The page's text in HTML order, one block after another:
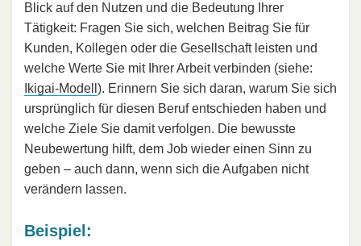
Blick auf den Nutzen und die Bedeutung Ihrer
Tätigkeit: Fragen Sie sich, welchen Beitrag Sie für
Kunden, Kollegen oder die Gesellschaft leisten und
welche Werte Sie mit Ihrer Arbeit verbinden (siehe:
Ikigai-Modell ). Erinnern Sie sich daran, warum Sie sich
ursprünglich für diesen Beruf entschieden haben und
welche Ziele Sie damit verfolgen. Die bewusste
Neubewertung hilft, dem Job wieder einen Sinn zu
geben – auch dann, wenn sich die Aufgaben nicht
verändern lassen.
Beispiel: